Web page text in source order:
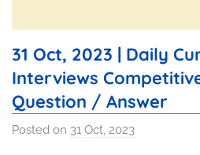
31 Oct, 2023 | Daily
Interviews
Question / Answer
Posted on 31 Oct, 2023